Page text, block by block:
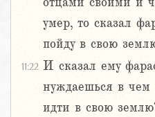
умер, то сказал
пойду в свою
11:22 И сказал ему
нуждаешься в чем
идти в свою